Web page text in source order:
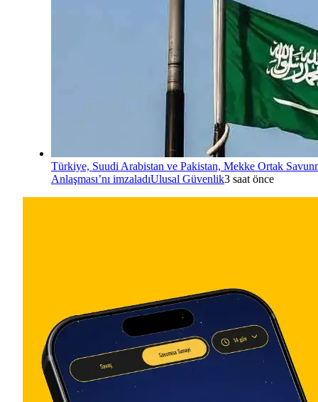
Türkiye, Suudi Arabistan ve Pakistan, Mekke Ortak
Anlaşması’nı imzaladıUlusal Güvenlik3 saat önce